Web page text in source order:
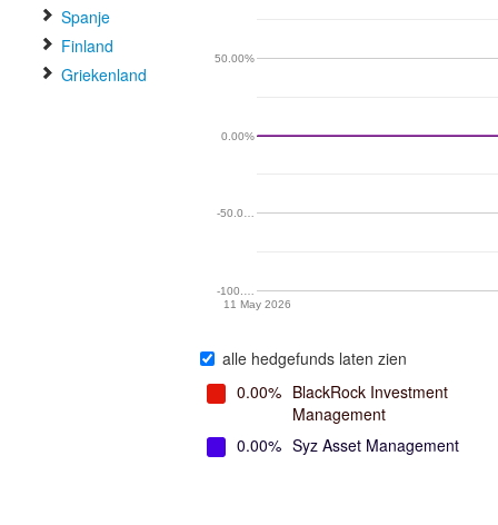
Spanje
Finland
Griekenland
11 May 2026
-100.…
-50.0…
0.00%
50.00%
alle hedgefunds laten zien
0.00% BlackRock Investment
Management
0.00% Syz Asset Management